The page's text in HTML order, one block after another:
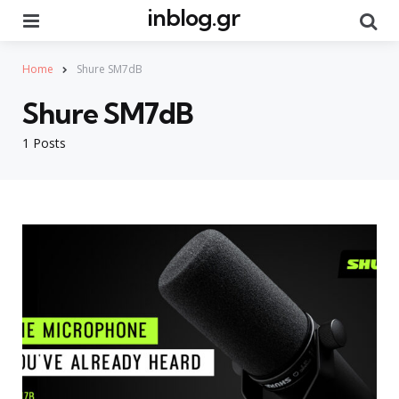
inblog.gr
Home Shure SM7dB
1 Posts
Shure SM7dB